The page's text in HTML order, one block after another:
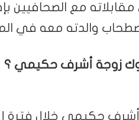
مع الصحافيين
والدته معه في
زوجة أشرف حكيمي ؟
حكيمي خلال فترة